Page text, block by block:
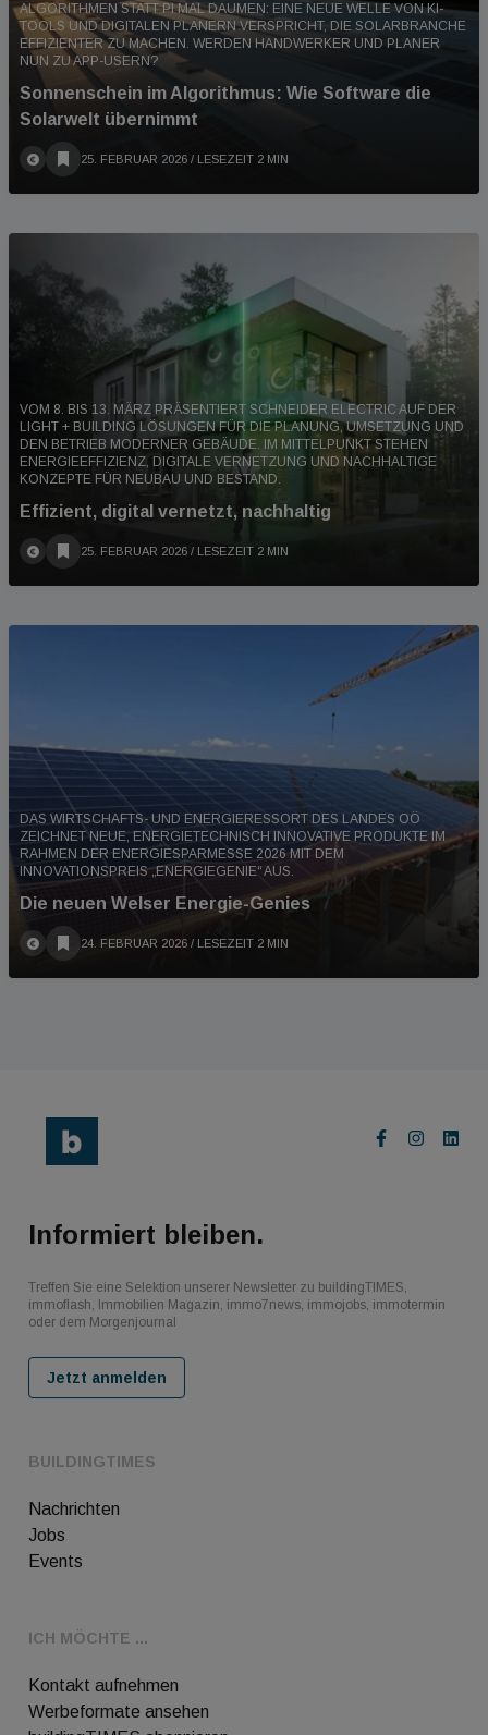
ALGORITHMEN STATT PI MAL DAUMEN: EINE NEUE WELLE VON KI-
TOOLS UND DIGITALEN PLANERN VERSPRICHT, DIE SOLARBRANCHE
EFFIZIENTER ZU MACHEN. WERDEN HANDWERKER UND PLANER
NUN ZU APP-USERN?
Sonnenschein im Algorithmus: Wie Software die
Solarwelt übernimmt
25. FEBRUAR 2026 / LESEZEIT 2 MIN
VOM 8. BIS 13. MÄRZ PRÄSENTIERT SCHNEIDER ELECTRIC AUF DER
LIGHT + BUILDING LÖSUNGEN FÜR DIE PLANUNG, UMSETZUNG UND
DEN BETRIEB MODERNER GEBÄUDE. IM MITTELPUNKT STEHEN
ENERGIEEFFIZIENZ, DIGITALE VERNETZUNG UND NACHHALTIGE
KONZEPTE FÜR NEUBAU UND BESTAND.
Effizient, digital vernetzt, nachhaltig
25. FEBRUAR 2026 / LESEZEIT 2 MIN
DAS WIRTSCHAFTS- UND ENERGIERESSORT DES LANDES OÖ
ZEICHNET NEUE, ENERGIETECHNISCH INNOVATIVE PRODUKTE IM
RAHMEN DER ENERGIESPARMESSE 2026 MIT DEM
INNOVATIONSPREIS „ENERGIEGENIE“ AUS.
Die neuen Welser Energie-Genies
24. FEBRUAR 2026 / LESEZEIT 2 MIN
BUILDINGTIMES
Nachrichten
Jobs
Events
ICH MÖCHTE ...
Kontakt aufnehmen
Werbeformate ansehen
Informiert bleiben.
Treffen Sie eine Selektion unserer Newsletter zu buildingTIMES,
immoflash, Immobilien Magazin, immo7news, immojobs, immotermin
oder dem Morgenjournal
Jetzt anmelden